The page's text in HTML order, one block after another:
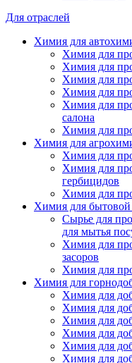
Для отраслей
Химия для
Химия для
Химия для
Химия для
Химия для
Химия для
салона
Химия для
Химия для
Химия для
Химия для
гербицидов
Химия для
Химия для
Сырье для
для мытья
Химия для
засоров
Химия для
Химия для
Химия для
Химия для
Химия для
Химия для
Химия для
Химия для